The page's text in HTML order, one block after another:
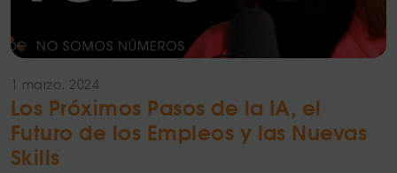
1 marzo, 2024
Los Próximos Pasos de la IA, el
Futuro de los Empleos y las Nuevas
Skills